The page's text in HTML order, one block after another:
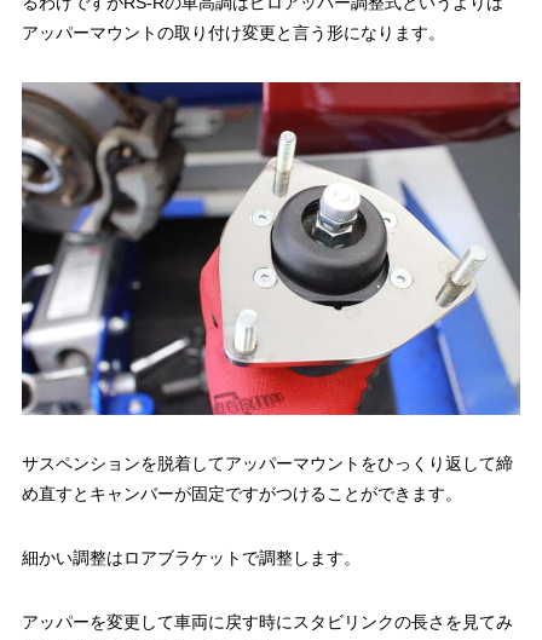
アッパーマウントの取り付け変更と言う形になります。
サスペンションを脱着してアッパーマウントをひっくり返して締
め直すとキャンバーが固定ですがつけることができます。
細かい調整はロアブラケットで調整します。
アッパーを変更して車両に戻す時にスタビリンクの長さを見てみ